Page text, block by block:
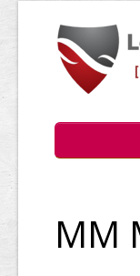
Login
MM